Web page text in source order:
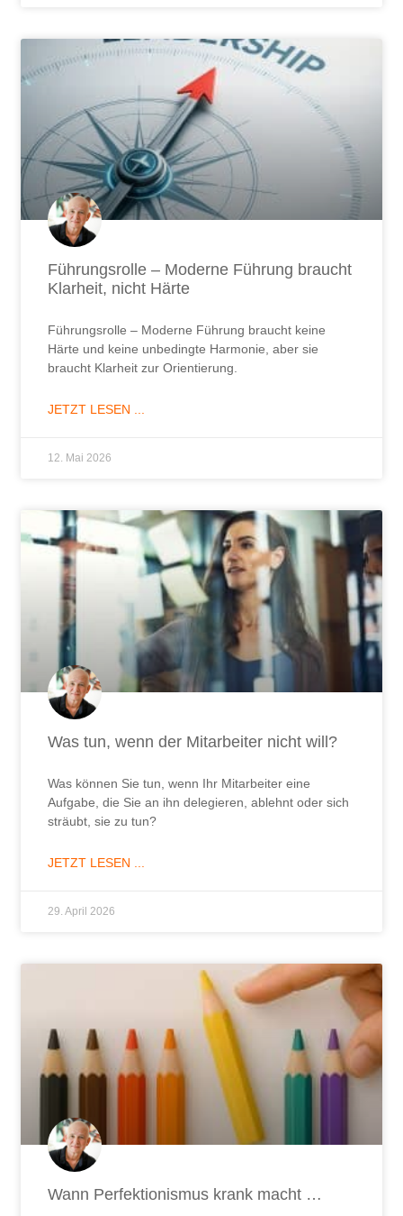
Führungsrolle – Moderne Führung braucht
Klarheit, nicht Härte
Führungsrolle – Moderne Führung braucht keine
Härte und keine unbedingte Harmonie, aber sie
braucht Klarheit zur Orientierung.
JETZT LESEN ...
12. Mai 2026
Was tun, wenn der Mitarbeiter nicht will?
Was können Sie tun, wenn Ihr Mitarbeiter eine
Aufgabe, die Sie an ihn delegieren, ablehnt oder sich
sträubt, sie zu tun?
JETZT LESEN ...
29. April 2026
Wann Perfektionismus krank macht …